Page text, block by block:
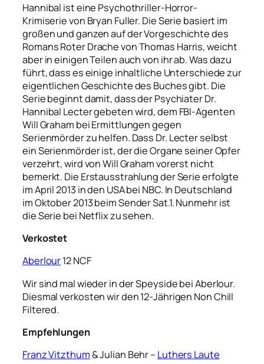
Hannibal ist eine Psychothriller-Horror-
Krimiserie von Bryan Fuller. Die Serie basiert im
großen und ganzen auf der Vorgeschichte des
Romans Roter Drache von Thomas Harris, weicht
aber in einigen Teilen auch von ihr ab. Was dazu
führt, dass es einige inhaltliche Unterschiede zur
eigentlichen Geschichte des Buches gibt. Die
Serie beginnt damit, dass der Psychiater Dr.
Hannibal Lecter gebeten wird, dem FBI-Agenten
Will Graham bei Ermittlungen gegen
Serienmörder zu helfen. Dass Dr. Lecter selbst
ein Serienmörder ist, der die Organe seiner Opfer
verzehrt, wird von Will Graham vorerst nicht
bemerkt. Die Erstausstrahlung der Serie erfolgte
im April 2013 in den USA bei NBC. In Deutschland
im Oktober 2013 beim Sender Sat.1. Nunmehr ist
die Serie bei Netflix zu sehen.
Verkostet
Aberlour12 NCF
Wir sind mal wieder in der Speyside bei Aberlour.
Diesmal verkosten wir den 12-Jährigen Non Chill
Filtered.
Empfehlungen
Franz Vitzthum& Julian Behr – Luthers Laute